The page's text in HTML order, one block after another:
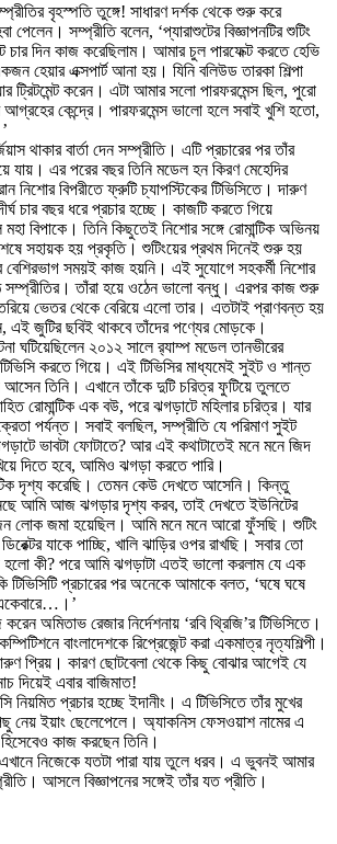
বৃহস্পতি তুঙ্গে! সাধারণ দর্শক থেকে শুরু করে
পেলেন। সম্প্রীতি বলেন, ‘প্যারাশুটের বিজ্ঞাপনটির শুটিং
দিন কাজ করেছিলাম। আমার চুল পারফেক্ট করতে হেভি
হেয়ার এক্সপার্ট আনা হয়। যিনি বলিউড তারকা শিল্পা
ট্রিটমেন্ট করেন। এটা আমার সলো পারফরমেন্স ছিল, পুরো
আগ্রহের কেন্দ্রে। পারফরমেন্স ভালো হলে সবাই খুশি হতো,
থাকার বার্তা দেন সম্প্রীতি। এটি প্রচারের পর তাঁর
যায়। এর পরের বছর তিনি মডেল হন কিরণ মেহেদির
নিশোর বিপরীতে ফ্রুটি চ্যাপস্টিকের টিভিসিতে। দারুণ
চার বছর ধরে প্রচার হচ্ছে। কাজটি করতে গিয়ে
বিপাকে। তিনি কিছুতেই নিশোর সঙ্গে রোমান্টিক অভিনয়
সহায়ক হয় প্রকৃতি। শুটিংয়ের প্রথম দিনেই শুরু হয়
বেশিরভাগ সময়ই কাজ হয়নি। এই সুযোগে সহকর্মী নিশোর
তাঁরা হয়ে ওঠেন ভালো বন্ধু। এরপর কাজ শুরু
ভেতর থেকে বেরিয়ে এলো তার। এতটাই প্রাণবন্ত হয়
এই জুটির ছবিই থাকবে তাঁদের পণ্যের মোড়কে।
ঘটিয়েছিলেন ২০১২ সালে র‌্যাম্প মডেল তানভীরের
করতে গিয়ে। এই টিভিসির মাধ্যমেই সুইট ও শান্ত
আসেন তিনি। এখানে তাঁকে দুটি চরিত্র ফুটিয়ে তুলতে
রোমান্টিক এক বউ, পরে ঝগড়াটে মহিলার চরিত্র। যার
পর্যন্ত। সবাই বলছিল, সম্প্রীতি যে পরিমাণ সুইট
ভাবটা ফোটাতে? আর এই কথাটাতেই মনে মনে জিদ
দিতে হবে, আমিও ঝগড়া করতে পারি।
দৃশ্য করেছি। তেমন কেউ দেখতে আসেনি। কিন্তু
আমি আজ ঝগড়ার দৃশ্য করব, তাই দেখতে ইউনিটের
জন লোক জমা হয়েছিল। আমি মনে মনে আরো ফুঁসছি। শুটিং
যাকে পাচ্ছি, খালি ঝাড়ির ওপর রাখছি। সবার তো
হলো কী? পরে আমি ঝগড়াটা এতই ভালো করলাম যে এক
প্রচারের পর অনেকে আমাকে বলত, ‘ঘষে ঘষে
অমিতাভ রেজার নির্দেশনায় ‘রবি থ্রিজি’র টিভিসিতে।
বাংলাদেশকে রিপ্রেজেন্ট করা একমাত্র নৃত্যশিল্পী।
প্রিয়। কারণ ছোটবেলা থেকে কিছু বোঝার আগেই যে
দিয়েই এবার বাজিমাত!
নিয়মিত প্রচার হচ্ছে ইদানীং। এ টিভিসিতে তাঁর মুখের
নেয় ইয়াং ছেলেপেলে। অ্যাকনিস ফেসওয়াশ নামের এ
হিসেবেও কাজ করছেন তিনি।
নিজেকে যতটা পারা যায় তুলে ধরব। এ ভুবনই আমার
আসলে বিজ্ঞাপনের সঙ্গেই তাঁর যত প্রীতি।